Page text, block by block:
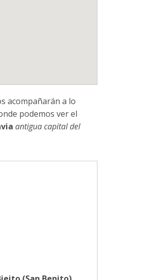
acompañarán a lo
podemos ver el
antigua capital del